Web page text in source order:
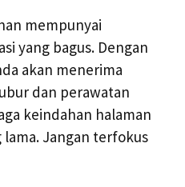
mempunyai
yang bagus. Dengan
akan menerima
dan perawatan
keindahan halaman
Jangan terfokus